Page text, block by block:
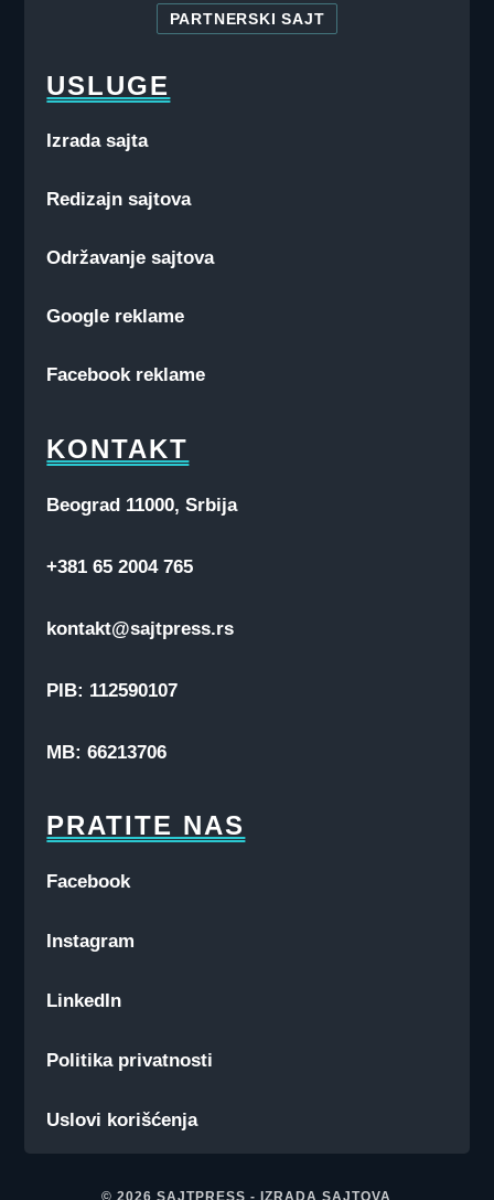
PARTNERSKI SAJT
USLUGE
Izrada sajta
Redizajn sajtova
Održavanje sajtova
Google reklame
Facebook reklame
KONTAKT
Beograd 11000, Srbija
+381 65 2004 765
kontakt@sajtpress.rs
PIB: 112590107
MB: 66213706
PRATITE NAS
Facebook
Instagram
LinkedIn
Politika privatnosti
Uslovi korišćenja